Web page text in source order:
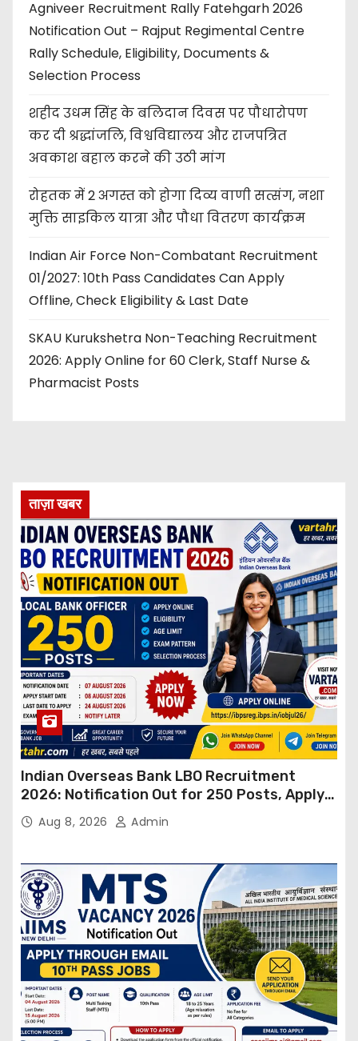
Agniveer Recruitment Rally Fatehgarh 2026
Notification Out – Rajput Regimental Centre
Rally Schedule, Eligibility, Documents &
Selection Process
शहीद उधम सिंह के बलिदान दिवस पर पौधारोपण
कर दी श्रद्धांजलि, विश्वविद्यालय और राजपत्रित
अवकाश बहाल करने की उठी मांग
रोहतक में 2 अगस्त को होगा दिव्य वाणी सत्संग, नशा
मुक्ति साइकिल यात्रा और पौधा वितरण कार्यक्रम
Indian Air Force Non-Combatant Recruitment
01/2027: 10th Pass Candidates Can Apply
Offline, Check Eligibility & Last Date
SKAU Kurukshetra Non-Teaching Recruitment
2026: Apply Online for 60 Clerk, Staff Nurse &
Pharmacist Posts
ताज़ा खबर
Indian Overseas Bank LBO Recruitment
2026: Notification Out for 250 Posts, Apply
OnlineAug 8, 2026 Admin